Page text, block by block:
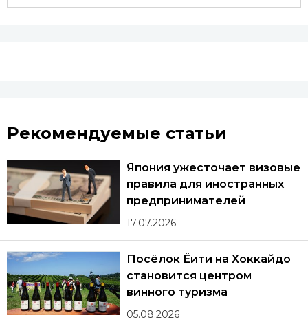
Рекомендуемые статьи
Япония ужесточает визовые
правила для иностранных
предпринимателей
17.07.2026
Посёлок Ёити на Хоккайдо
становится центром
винного туризма
05.08.2026